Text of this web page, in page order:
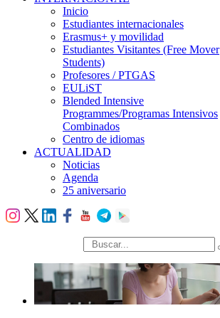
Inicio
Estudiantes internacionales
Erasmus+ y movilidad
Estudiantes Visitantes (Free Mover
Students)
Profesores / PTGAS
EULiST
Blended Intensive
Programmes/Programas Intensivos
Combinados
Centro de idiomas
ACTUALIDAD
Noticias
Agenda
25 aniversario
búsqueda